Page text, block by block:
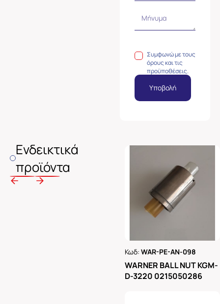
Συμφωνώ με τους
όρους και τις
προϋποθέσεις.
Υποβολή
Ενδεικτικά
προϊόντα
Κωδ:WAR-PE-AN-098
WARNER BALL NUT KGM-
D-3220 0215050286